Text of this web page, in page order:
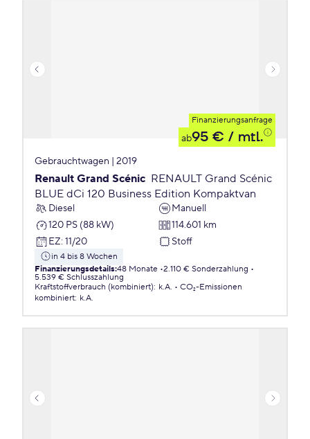
Finanzierungsanfrage
ab95 € / mtl.
Gebrauchtwagen | 2019
Renault Grand Scénic RENAULT Grand Scénic
BLUE dCi 120 Business Edition Kompaktvan
Diesel
Manuell
120 PS (88 kW)
114.601 km
EZ: 11/20 Stoff
in 4 bis 8 Wochen
Finanzierungsdetails:48 Monate 2.110 € Sonderzahlung
5.539 € Schlusszahlung
Kraftstoffverbrauch (kombiniert): k.A.
CO₂-Emissionen
kombiniert: k.A.